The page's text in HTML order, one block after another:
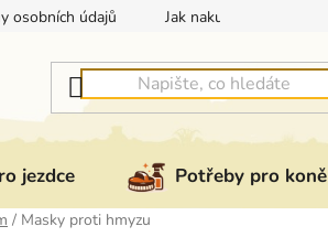
osobních údajů Jak nakupovat
jezdce Potřeby pro koně
/ Masky proti hmyzu